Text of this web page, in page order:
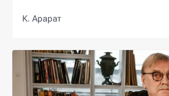
К. Арарат